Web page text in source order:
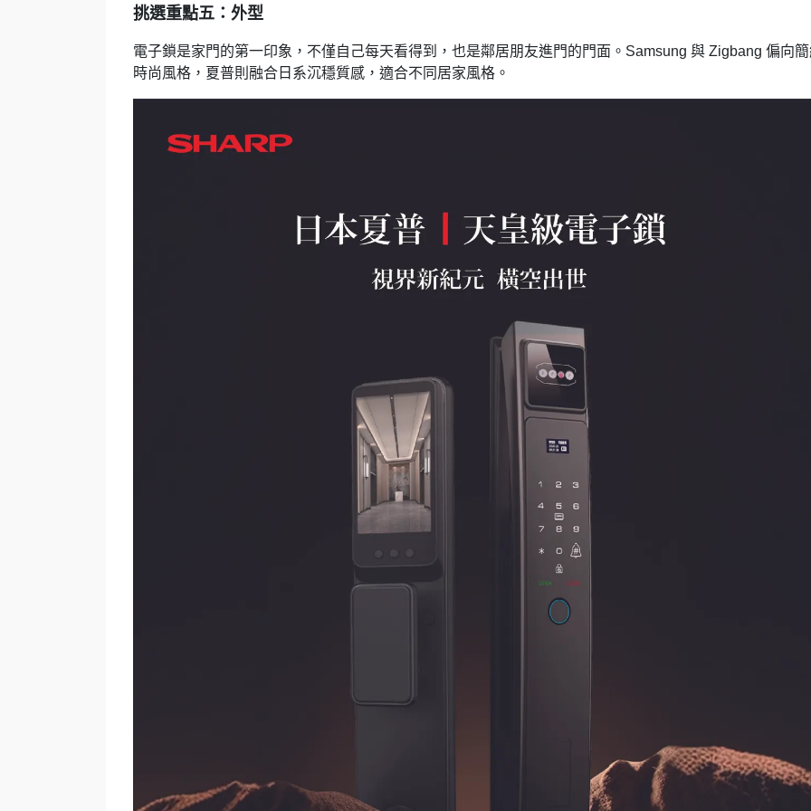
挑選重點五：外型
電子鎖是家門的第一印象，不僅自己每天看得到，也是鄰居朋友進門的門面。Samsung 與 Zigbang 偏向
時尚風格，夏普則融合日系沉穩質感，適合不同居家風格。